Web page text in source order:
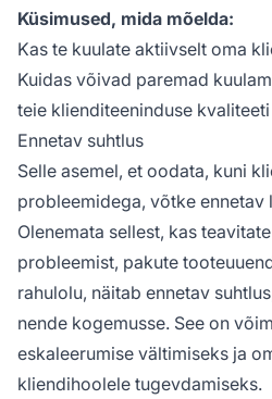
Küsimused, mida mõelda:
Kas te kuulate aktiivselt oma
Kuidas võivad paremad
teie klienditeeninduse
Ennetav suhtlus
Selle asemel, et oodata, kuni
probleemidega, võtke ennetav
Olenemata sellest, kas
probleemist, pakute
rahulolu, näitab ennetav
nende kogemusse. See on
eskaleerumise vältimiseks ja
kliendihoolele tugevdamiseks.